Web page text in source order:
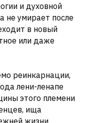
и духовной
не умирает после
в новый
или даже
реинкарнации,
лени-ленапе
этого племени
ища
жизни.